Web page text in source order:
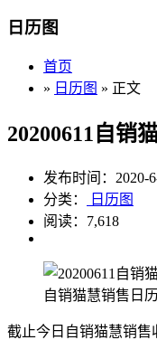
日历图
首页
» 日历图 » 正文
20200611自销
发布时间：2020-
分类：
日历图
阅读：7,618
自销猫慧销售日
截止今日自销猫慧销售